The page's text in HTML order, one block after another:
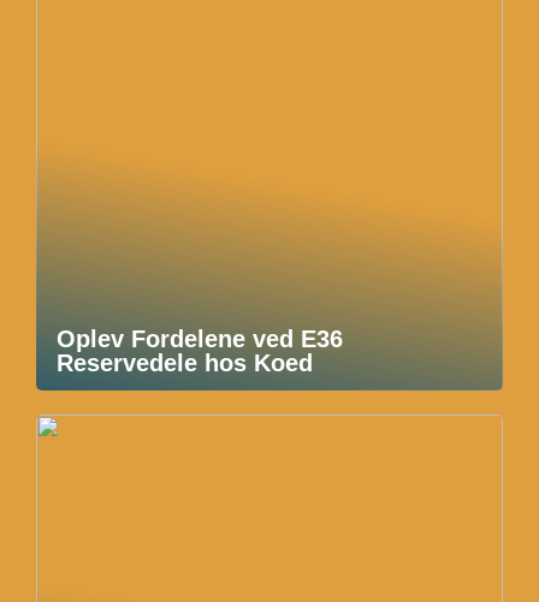
Oplev Fordelene ved E36
Reservedele hos Koed